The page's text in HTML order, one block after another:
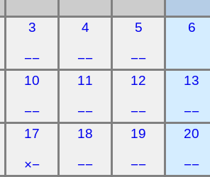
3
−−
4
−−
5
−−
6
10
−−
11
−−
12
−−
13
−−
17
×−
18
−−
19
−−
20
−−